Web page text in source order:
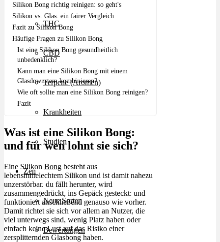
THC
CBD
Terpene (Aromen)
Krankheiten
Studien
Zen
Neue Sorten
Bewertungen
Silikon Bong richtig reinigen: so geht's
Silikon vs. Glas: ein fairer Vergleich
Fazit zu Silikon Bong
Häufige Fragen zu Silikon Bong
Ist eine Silikon Bong gesundheitlich
unbedenklich?
Kann man eine Silikon Bong mit einem
Glasdownstem kombinieren?
Wie oft sollte man eine Silikon Bong reinigen?
Fazit
Was ist eine Silikon Bong:
und für wen lohnt sie sich?
Eine Silikon Bong besteht aus
lebensmittelechtem Silikon und ist damit nahezu
unzerstörbar. du fällt herunter, wird
zusammengedrückt, ins Gepäck gesteckt: und
funktioniert anschließend genauso wie vorher.
Damit richtet sie sich vor allem an Nutzer, die
viel unterwegs sind, wenig Platz haben oder
einfach keine Lust auf das Risiko einer
zersplitternden Glasbong haben.